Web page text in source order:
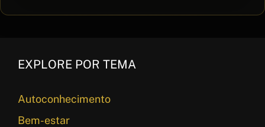
EXPLORE POR TEMA
Autoconhecimento
Bem-estar